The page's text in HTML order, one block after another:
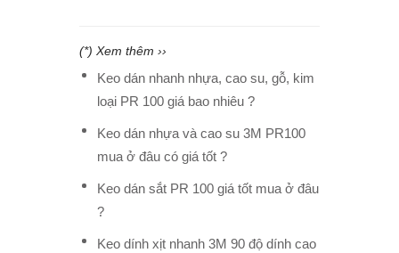
(*) Xem thêm ››
Keo dán nhanh nhựa, cao su, gỗ, kim
loại PR 100 giá bao nhiêu ?
Keo dán nhựa và cao su 3M PR100
mua ở đâu có giá tốt ?
Keo dán sắt PR 100 giá tốt mua ở đâu
?
Keo dính xịt nhanh 3M 90 độ dính cao